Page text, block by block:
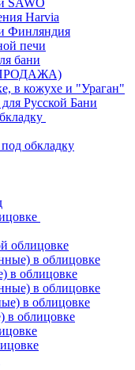
SAWO
Harvia
Финляндия
печи
бани
в кожухе и "Ураган"
Русской Бани
обкладку
облицовке
в облицовке
в облицовке
в облицовке
в облицовке
в облицовке